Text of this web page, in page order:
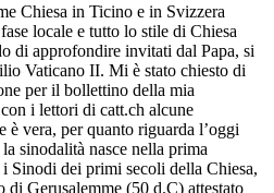
Chiesa in Ticino e in Svizzera
locale e tutto lo stile di Chiesa
di approfondire invitati dal Papa, si
Vaticano II. Mi è stato chiesto di
per il bollettino della mia
i lettori di catt.ch alcune
vera, per quanto riguarda l’oggi
sinodalità nasce nella prima
Sinodi dei primi secoli della Chiesa,
Gerusalemme (50 d.C) attestato